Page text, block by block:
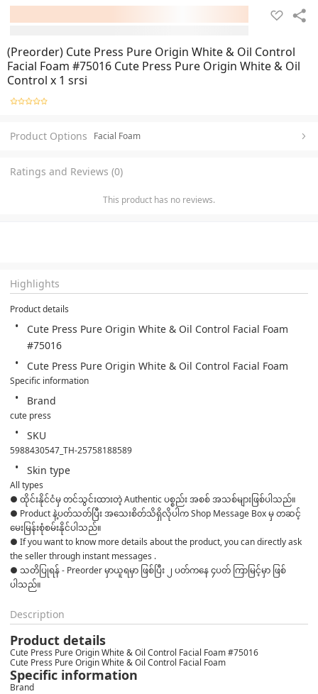
(Preorder) Cute Press Pure Origin White & Oil Control
Facial Foam #75016 Cute Press Pure Origin White & Oil
Control x 1 srsi
Product Options Facial Foam
Ratings and Reviews (0)
This product has no reviews.
Highlights
Product details
Cute Press Pure Origin White & Oil Control Facial Foam
#75016
Cute Press Pure Origin White & Oil Control Facial Foam
Specific information
Brand
cute press
SKU
5988430547_TH-25758188589
Skin type
All types
● ထိုင်းနိုင်ငံမှ တင်သွင်းထားတဲ့ Authentic ပစ္စည်း အစစ် အသစ်များဖြစ်ပါသည်။
● Product နဲ့ပတ်သတ်ပြီး အသေးစိတ်သိရှိလိုပါက Shop Message Box မှ တဆင့်
မေးမြန်းစုံစမ်းနိုင်ပါသည်။
● If you want to know more details about the product, you can directly ask
the seller through instant messages .
● သတိပြုရန် - Preorder မှာယူရမှာ ဖြစ်ပြီး ၂ ပတ်ကနေ ၄ပတ် ကြာမြင့်မှာ ဖြစ်
ပါသည်။
Description
Product details
Cute Press Pure Origin White & Oil Control Facial Foam #75016
Cute Press Pure Origin White & Oil Control Facial Foam
Specific information
Brand